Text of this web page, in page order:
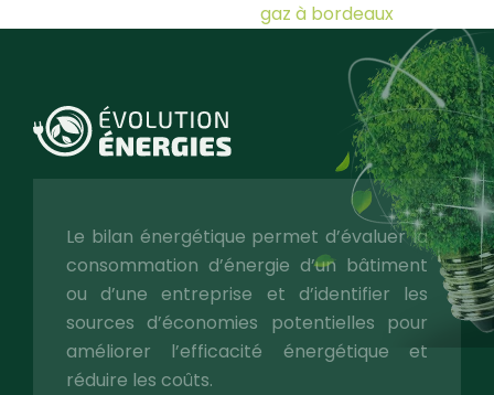
gaz à bordeaux
Le bilan énergétique permet d’évaluer la
consommation d’énergie d’un bâtiment
ou d’une entreprise et d’identifier les
sources d’économies potentielles pour
améliorer l’efficacité énergétique et
réduire les coûts.